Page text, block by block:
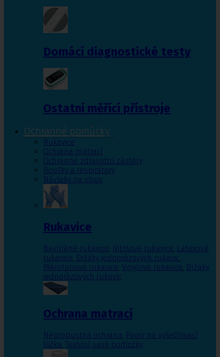
Domácí diagnostické testy
Ostatní měřící přístroje
Ochranné pomůcky
Rukavice
Ochrana matrací
Ochranné zdravotní zástěry
Roušky a respirátory
Návleky na obuv
Rukavice
Bavlněné rukavice, Nitrilové rukavice, Latexové
rukavice, Držáky jednorázových rukavic,
Mikrotenové rukavice, Vinylové rukavice, Držáky
jednorázových rukavic
Ochrana matrací
Nepropustná ochrana, Papír na vyšetřovací
lůžka, Textilní savé podložky